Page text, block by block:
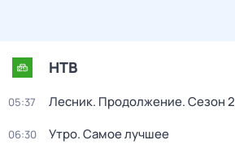
НТВ
05:37 Лесник. Продолжение. Сезон 2
06:30 Утро. Самое лучшее